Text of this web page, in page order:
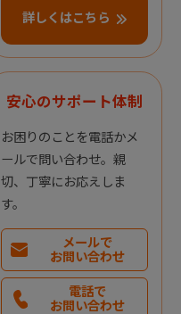
詳しくはこちら
安心のサポート体制
お困りのことを電話かメ
ールで問い合わせ。親
切、丁寧にお応えしま
す。
メールで
お問い合わせ
電話で
お問い合わせ